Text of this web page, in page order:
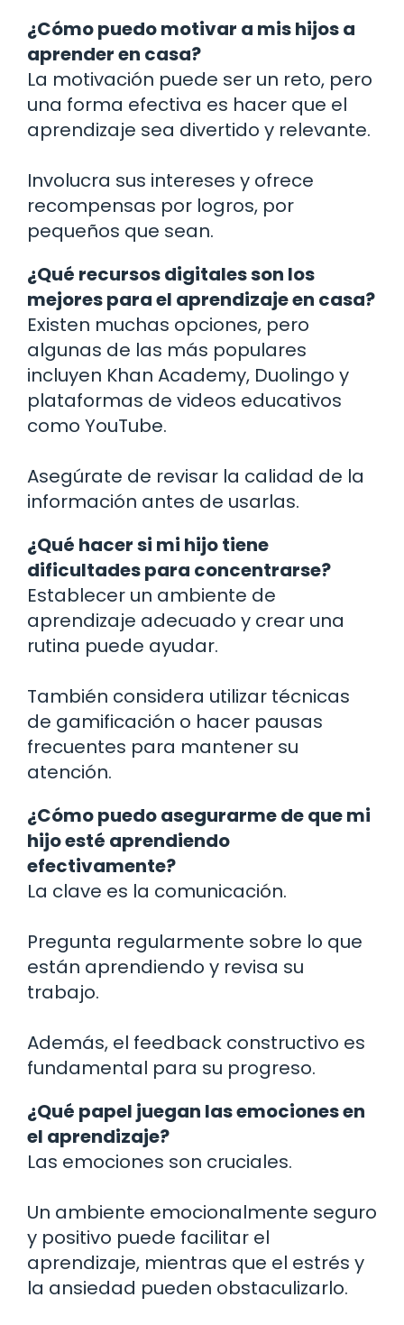
¿Cómo puedo motivar a mis hijos a
aprender en casa?
La motivación puede ser un reto, pero
una forma efectiva es hacer que el
aprendizaje sea divertido y relevante.
Involucra sus intereses y ofrece
recompensas por logros, por
pequeños que sean.
¿Qué recursos digitales son los
mejores para el aprendizaje en casa?
Existen muchas opciones, pero
algunas de las más populares
incluyen Khan Academy, Duolingo y
plataformas de videos educativos
como YouTube.
Asegúrate de revisar la calidad de la
información antes de usarlas.
¿Qué hacer si mi hijo tiene
dificultades para concentrarse?
Establecer un ambiente de
aprendizaje adecuado y crear una
rutina puede ayudar.
También considera utilizar técnicas
de gamificación o hacer pausas
frecuentes para mantener su
atención.
¿Cómo puedo asegurarme de que mi
hijo esté aprendiendo
efectivamente?
La clave es la comunicación.
Pregunta regularmente sobre lo que
están aprendiendo y revisa su
trabajo.
Además, el feedback constructivo es
fundamental para su progreso.
¿Qué papel juegan las emociones en
el aprendizaje?
Las emociones son cruciales.
Un ambiente emocionalmente seguro
y positivo puede facilitar el
aprendizaje, mientras que el estrés y
la ansiedad pueden obstaculizarlo.